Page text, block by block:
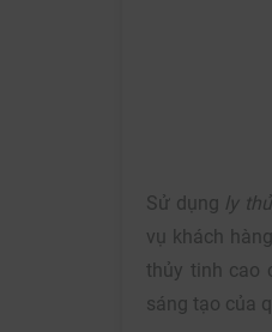
Sử dụng ly
vụ khách
thủy tinh cao
sáng tạo của